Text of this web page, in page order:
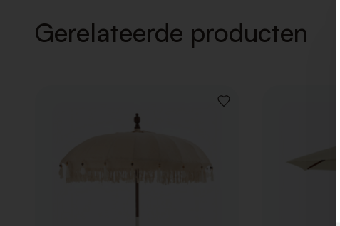
Gerelateerde producten
VOEG